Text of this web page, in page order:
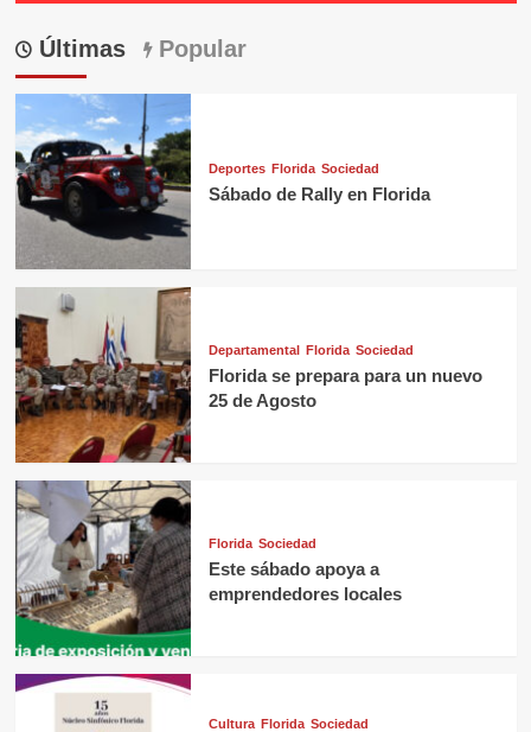
Últimas Popular
Deportes Florida Sociedad
Sábado de Rally en Florida
Departamental Florida Sociedad
Florida se prepara para un nuevo
25 de Agosto
Florida Sociedad
Este sábado apoya a
emprendedores locales
Cultura Florida Sociedad